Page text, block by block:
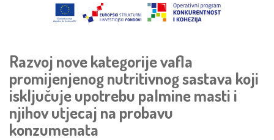
Razvoj nove kategorije vafla
promijenjenog nutritivnog sastava koji
isključuje upotrebu palmine masti i
njihov utjecaj na probavu
konzumenata